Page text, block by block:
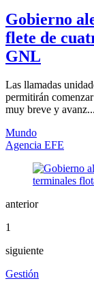
Gobierno
flete de
GNL
Las llamadas
permitirán
muy breve y avanz...
Mundo
Agencia EFE
anterior
1
siguiente
Gestión